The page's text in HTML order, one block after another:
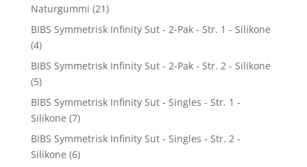
Naturgummi (21)
BIBS Symmetrisk Infinity Sut - 2-Pak - Str. 1 - Silikone
(4)
BIBS Symmetrisk Infinity Sut - 2-Pak - Str. 2 - Silikone
(5)
BIBS Symmetrisk Infinity Sut - Singles - Str. 1 -
Silikone (7)
BIBS Symmetrisk Infinity Sut - Singles - Str. 2 -
Silikone (6)